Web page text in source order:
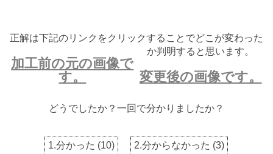
正解は下記のリンクをクリックすることでどこが変わった
か判明すると思います。
加工前の元の画像で
す。
変更後の画像です。
どうでしたか？一回で分かりましたか？
1.分かった (10) 2.分からなかった (3)